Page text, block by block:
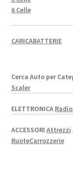
6 Celle
CARICABATTERIE
Cerca Auto per
Scaler
ELETTRONICA
ACCESSORI Attrezzi
RuoteCarrozzerie